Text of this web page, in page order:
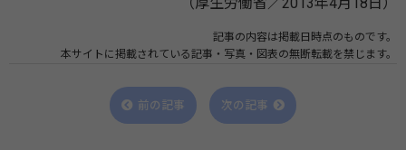
記事の内容は掲載日時点のものです。
本サイトに掲載されている記事・写真・図表の無断転載を禁じます。
前の記事 次の記事